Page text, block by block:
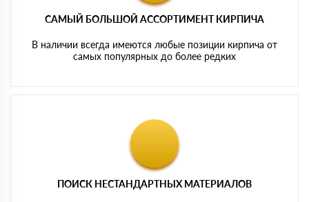
САМЫЙ БОЛЬШОЙ АССОРТИМЕНТ КИРПИЧА
В наличии всегда имеются любые позиции кирпича от
самых популярных до более редких
ПОИСК НЕСТАНДАРТНЫХ МАТЕРИАЛОВ